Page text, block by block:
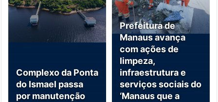
Complexo da Ponta
do Ismael passa
por manutenção
Prefeitura de
Manaus avança
com ações de
limpeza,
infraestrutura e
serviços sociais do
‘Manaus que a